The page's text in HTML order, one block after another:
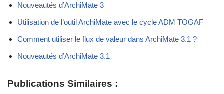
Nouveautés d’ArchiMate 3
Utilisation de l’outil ArchiMate avec le cycle ADM TOGAF
Comment utiliser le flux de valeur dans ArchiMate 3.1 ?
Nouveautés d’ArchiMate 3.1
Publications Similaires :